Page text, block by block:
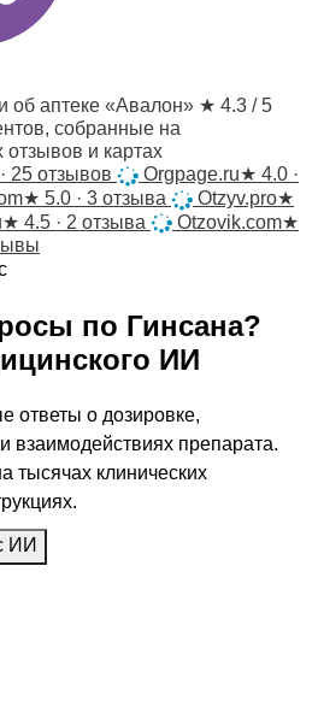
об аптеке «Авалон» ★ 4.3 / 5
собранные на
и картах
25 отзывов Orgpage.ru★ 4.0 ·
★ 5.0 · 3 отзыва Otzyv.pro★
★ 4.5 · 2 отзыва Otzovik.com★
по Гинсана?
ИИ
ответы о дозировке,
взаимодействиях препарата.
тысячах клинических
ИИ